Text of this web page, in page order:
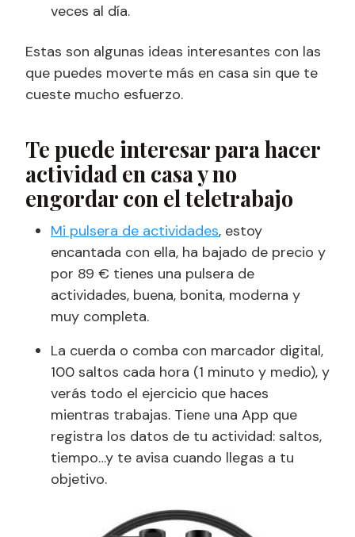
veces al día.
Estas son algunas ideas interesantes con las
que puedes moverte más en casa sin que te
cueste mucho esfuerzo.
Te puede interesar para hacer
actividad en casa y no
engordar con el teletrabajo
Mi pulsera de actividades, estoy
encantada con ella, ha bajado de precio y
por 89 € tienes una pulsera de
actividades, buena, bonita, moderna y
muy completa.
La cuerda o comba con marcador digital,
100 saltos cada hora (1 minuto y medio), y
verás todo el ejercicio que haces
mientras trabajas. Tiene una App que
registra los datos de tu actividad: saltos,
tiempo…y te avisa cuando llegas a tu
objetivo.